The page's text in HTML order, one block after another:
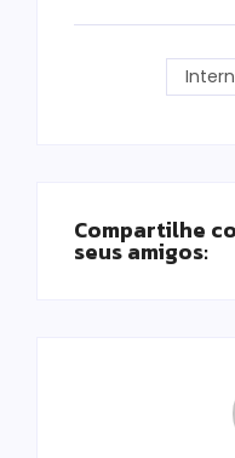
Compartilhe
seus amigos: